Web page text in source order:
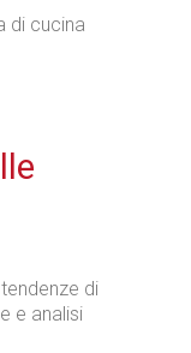
di cucina
di
e analisi